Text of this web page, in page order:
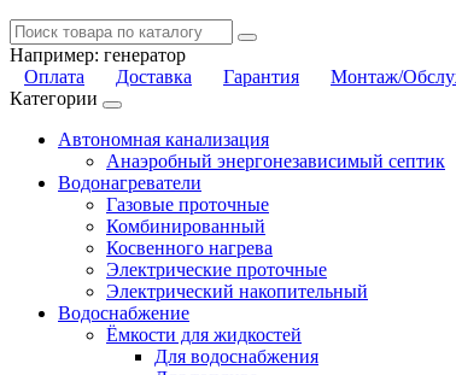
Например: генератор
Оплата
Доставка Гарантия Монтаж/
Категории
Автономная канализация
Анаэробный энергонезависимый септик
Водонагреватели
Газовые проточные
Комбинированный
Косвенного нагрева
Электрические проточные
Электрический накопительный
Водоснабжение
Ёмкости для жидкостей
Для водоснабжения